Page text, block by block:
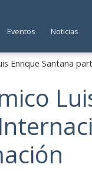
Eventos Noticias
Enrique Santana